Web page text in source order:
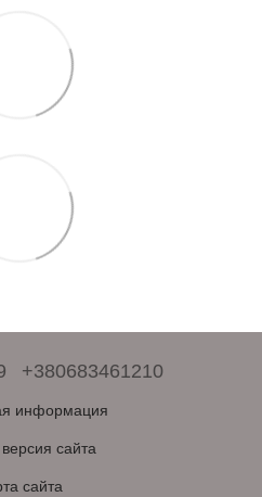
+380683461210
информация
сайта
сайта